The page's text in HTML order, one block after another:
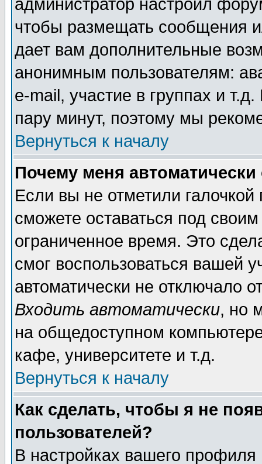
администратор настроил
чтобы размещать сообщения
дает вам дополнительные
анонимным пользователям:
e-mail, участие в группах и
пару минут, поэтому мы
Вернуться к началу
Почему меня автоматически
Если вы не отметили галочкой
сможете оставаться под
ограниченное время. Это
смог воспользоваться вашей
автоматически не отключало
Входить автоматически, но
на общедоступном
кафе, университете и т.д.
Вернуться к началу
Как сделать, чтобы я не
пользователей?
В настройках вашего